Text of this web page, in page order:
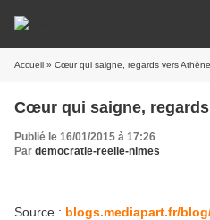
Accueil » Cœur qui saigne, regards vers
Cœur qui saigne,
Publié le 16/01/2015 à 17:26
Par democratie-reelle-nimes
Source : blogs.mediapart.fr/